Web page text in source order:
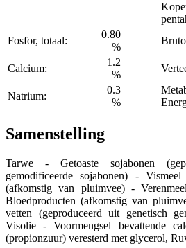
Fosfor, totaal:
0.80
%
Calcium:
1.2
%
Natrium:
0.3
%
Samenstelling
Tarwe - Getoaste sojabonen
gemodificeerde sojabonen) -
(afkomstig van pluimvee) -
Bloedproducten (afkomstig van
vetten (geproduceerd uit genetisch
Visolie - Voormengsel bevattende
(propionzuur) veresterd met glycerol,